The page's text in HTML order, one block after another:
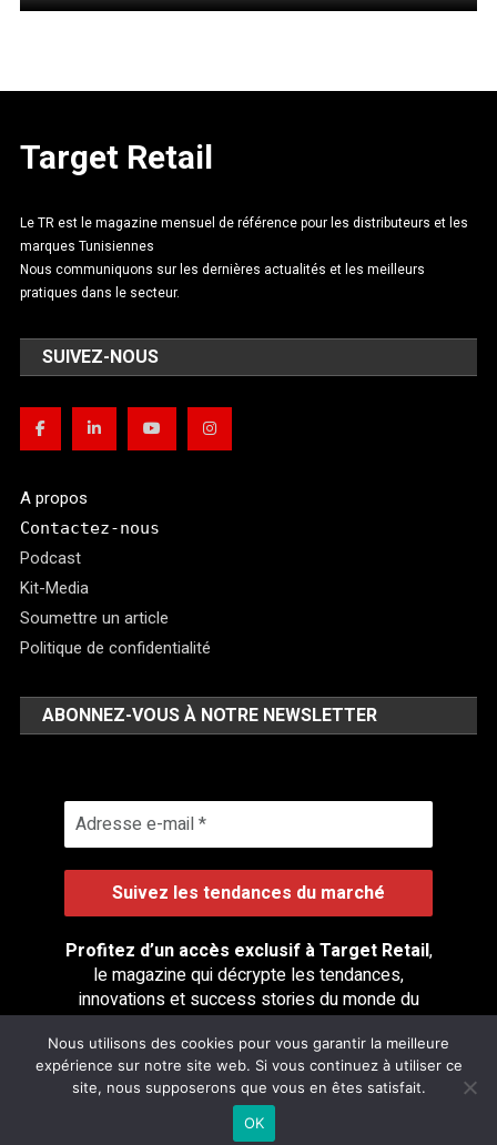
Target Retail
Le TR est le magazine mensuel de référence pour les distributeurs et les
marques Tunisiennes
Nous communiquons sur les dernières actualités et les meilleurs
pratiques dans le secteur.
SUIVEZ-NOUS
A propos
Contactez-nous
Podcast
Kit-Media
Soumettre un article
Politique de confidentialité
ABONNEZ-VOUS À NOTRE NEWSLETTER
Profitez d’un accès exclusif à Target Retail,
le magazine qui décrypte les tendances,
innovations et success stories du monde du
retail.
Nous utilisons des cookies pour vous garantir la meilleure
expérience sur notre site web. Si vous continuez à utiliser ce
site, nous supposerons que vous en êtes satisfait.
OK